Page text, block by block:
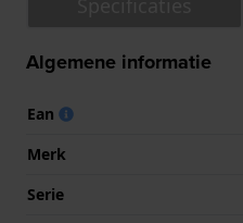
Algemene informatie
Ean
Merk
Serie